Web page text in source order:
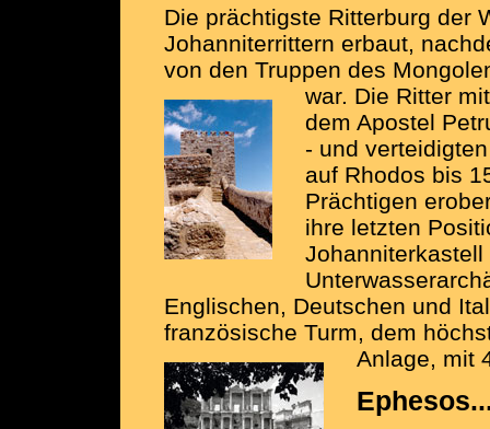
Die prächtigste Ritterburg der
Johanniterrittern erbaut,
von den Truppen des
war. Die Ritter
dem Apostel
- und
auf Rhodos bis
Prächtigen
ihre letzten
Englischen, Deutschen und
französische Turm, dem
Anlage, mit